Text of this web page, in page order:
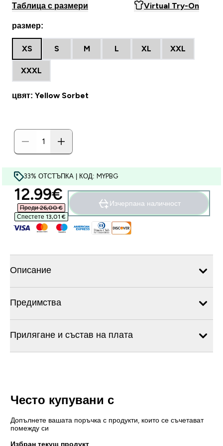
Таблица с размери Virtual Try-On
размер:
XS S M L XL XXL
XXXL
цвят: Yellow Sorbet
33% ОТСТЪПКА | КОД: MYPBG
discounted price
12.99€‎
Преди 26,00 €‎
Спестете 13,01 €‎
Изчерпана наличност
Описание
Предимства
Прилягане и състав на плата
Често купувани с
Допълнете вашата поръчка с продукти, които се съчетават
помежду си
Избран текущ продукт